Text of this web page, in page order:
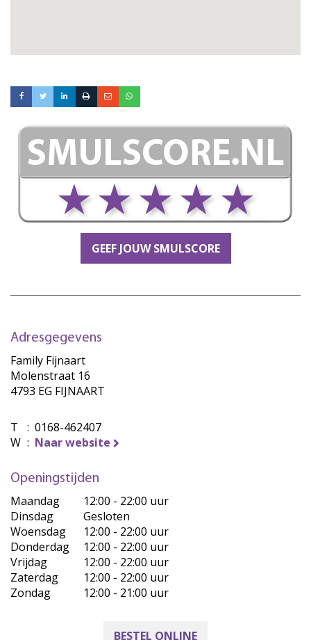
GEEF JOUW SMULSCORE
Adresgegevens
Family Fijnaart
Molenstraat 16
4793 EG FIJNAART
T : 0168-462407
W : Naar website
Openingstijden
Maandag
12:00 - 22:00 uur
Dinsdag
Gesloten
Woensdag
12:00 - 22:00 uur
Donderdag
12:00 - 22:00 uur
Vrijdag
12:00 - 22:00 uur
Zaterdag
12:00 - 22:00 uur
Zondag
12:00 - 21:00 uur
BESTEL ONLINE